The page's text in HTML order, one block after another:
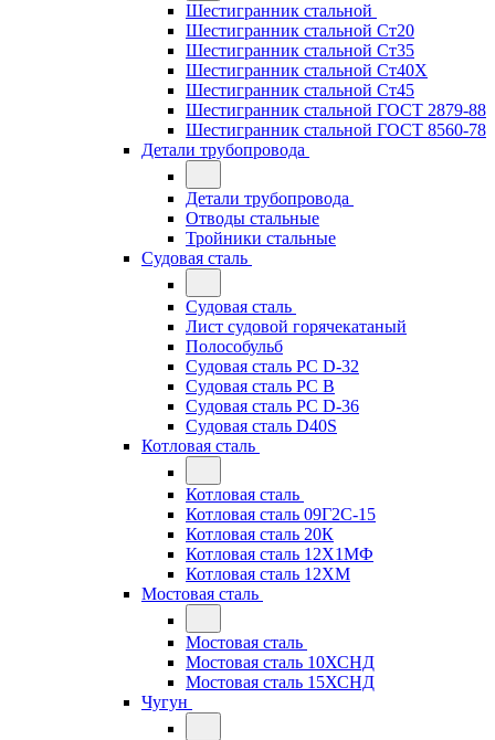
Шестигранник стальной
Шестигранник стальной Ст20
Шестигранник стальной Ст35
Шестигранник стальной Ст40Х
Шестигранник стальной Ст45
Шестигранник стальной ГОСТ 2879-88
Шестигранник стальной ГОСТ 8560-78
Детали трубопровода
Детали трубопровода
Отводы стальные
Тройники стальные
Судовая сталь
Судовая сталь
Лист судовой горячекатаный
Полособульб
Судовая сталь РС D-32
Судовая сталь РС В
Судовая сталь РС D-36
Судовая сталь D40S
Котловая сталь
Котловая сталь
Котловая сталь 09Г2С-15
Котловая сталь 20К
Котловая сталь 12Х1МФ
Котловая сталь 12ХМ
Мостовая сталь
Мостовая сталь
Мостовая сталь 10ХСНД
Мостовая сталь 15ХСНД
Чугун